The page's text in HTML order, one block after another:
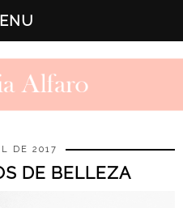
DE 2017
DE BELLEZA